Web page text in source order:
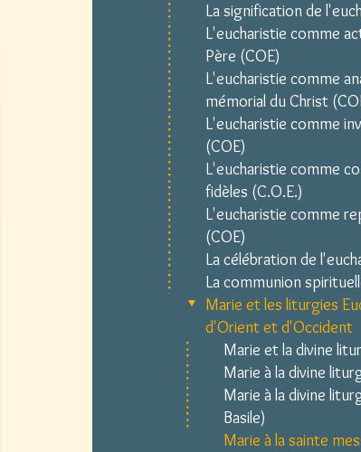
La signification de
L'eucharistie comme
Père (COE)
L'eucharistie comme
mémorial du Christ
L'eucharistie comme
(COE)
L'eucharistie comme
fidèles (C.O.E.)
L'eucharistie comme
(COE)
La célébration de
La communion
Marie et les liturgies
d'Orient et d'Occident
Marie et la divine
Marie à la divine
Marie à la divine
Basile)
Marie à la sainte